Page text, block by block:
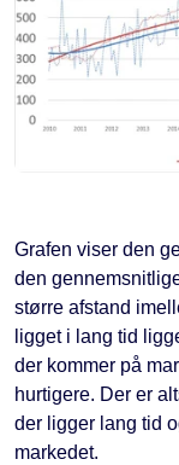
Grafen viser den
den
større afstand
ligget i lang tid
der kommer på
hurtigere. Der er
der ligger lang tid
markedet.